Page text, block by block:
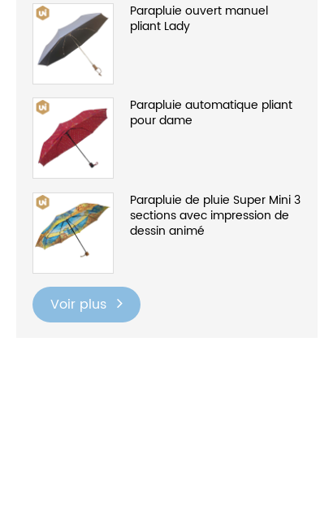
Parapluie ouvert manuel
pliant Lady
Parapluie automatique pliant
pour dame
Parapluie de pluie Super Mini 3
sections avec impression de
dessin animé
Voir plus